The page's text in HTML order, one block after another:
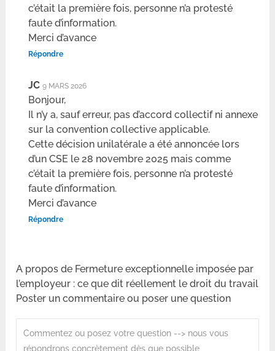
c’était la première fois, personne n’a protesté
faute d’information.
Merci d’avance
Répondre
JC 9 MARS 2026
Bonjour,
Il n’y a, sauf erreur, pas d’accord collectif ni annexe
sur la convention collective applicable.
Cette décision unilatérale a été annoncée lors
d’un CSE le 28 novembre 2025 mais comme
c’était la première fois, personne n’a protesté
faute d’information.
Merci d’avance
Répondre
A propos de Fermeture exceptionnelle imposée par
l’employeur : ce que dit réellement le droit du travail
Poster un commentaire ou poser une question